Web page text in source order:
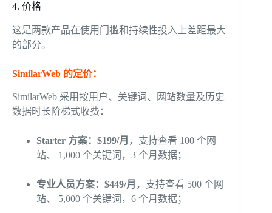
4. 价格
这是两款产品在使用门槛和持续性投入上差距最大
的部分。
SimilarWeb 的定价：
SimilarWeb 采用按用户、关键词、网站数量及历史
数据时长阶梯式收费：
Starter 方案：$199/月 ，支持查看 100 个网
站、 1,000 个关键词，3 个月数据；
专业人员方案：$449/月 ，支持查看 500 个网
站、 5,000 个关键词，6 个月数据；